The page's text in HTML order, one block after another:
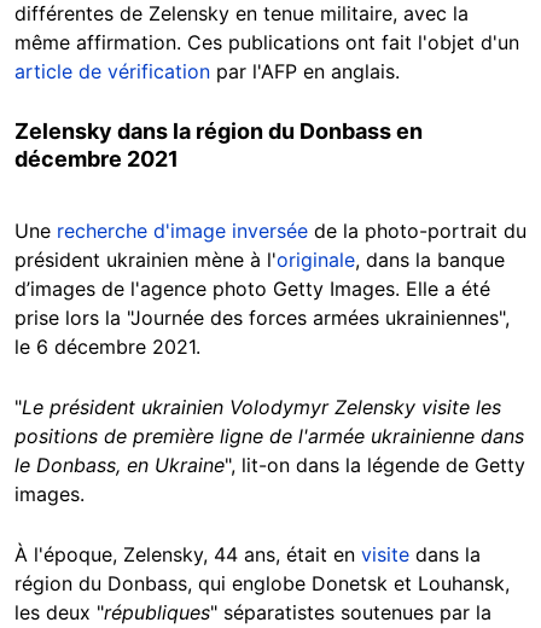
différentes de Zelensky en tenue militaire, avec la
même affirmation. Ces publications ont fait l'objet d'un
article de vérification par l'AFP en anglais.
Zelensky dans la région du Donbass en
décembre 2021
Une recherche d'image inversée de la photo-portrait du
président ukrainien mène à l'originale, dans la banque
d’images de l'agence photo Getty Images. Elle a été
prise lors la "Journée des forces armées ukrainiennes",
le 6 décembre 2021.
"Le président ukrainien Volodymyr Zelensky visite les
positions de première ligne de l'armée ukrainienne dans
le Donbass, en Ukraine", lit-on dans la légende de Getty
images.
À l'époque, Zelensky, 44 ans, était en visite dans la
région du Donbass, qui englobe Donetsk et Louhansk,
les deux "républiques" séparatistes soutenues par la